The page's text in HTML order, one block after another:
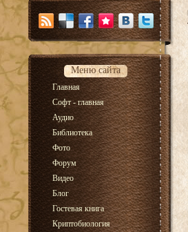
Меню сайта
Главная
Софт - главная
Аудио
Библиотека
Фото
Форум
Видео
Блог
Гостевая книга
Криптобиология